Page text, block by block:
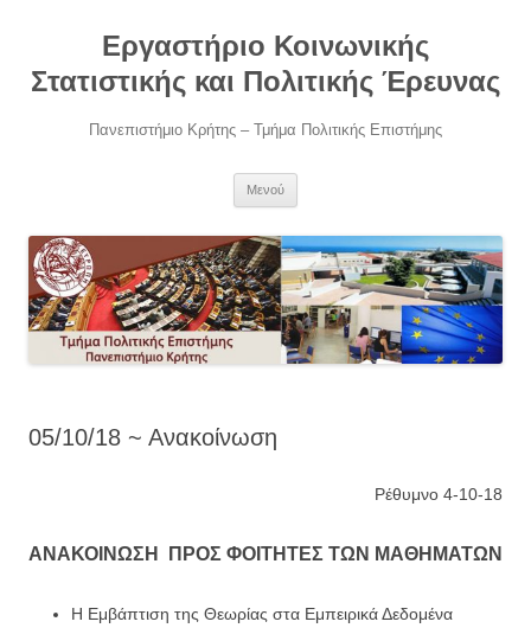
περιεχόμενοΕργαστήριο Κοινωνικής
Στατιστικής και Πολιτικής Έρευνας
Πανεπιστήμιο Κρήτης – Τμήμα Πολιτικής Επιστήμης
Μενού
05/10/18 ~ Ανακοίνωση
Ρέθυμνο 4-10-18
ΑΝΑΚΟΙΝΩΣΗ ΠΡΟΣ ΦΟΙΤΗΤΕΣ ΤΩΝ ΜΑΘΗΜΑΤΩΝ
Η Εμβάπτιση της Θεωρίας στα Εμπειρικά Δεδομένα